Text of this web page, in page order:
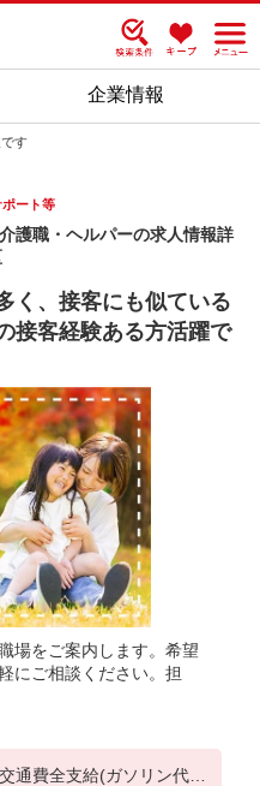
企業情報
す
ート等
護職・ヘルパーの求人情報詳
く、接客にも似ている
接客経験ある方活躍で
場をご案内します。希望
にご相談ください。担
費全支給(ガソリン代含